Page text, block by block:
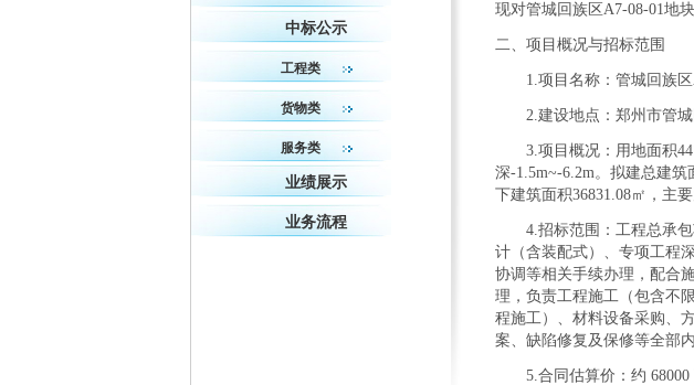
现对管城回族区A7-08-01地
二、项目概况与招标范围
1.项目名称：管城回族
2.建设地点：郑州市管
3.项目概况：用地面积
深-1.5m~-6.2m。拟建总建
下建筑面积36831.08㎡，主
4.招标范围：工程总承
计（含装配式）、专项工程
协调等相关手续办理，配合
理，负责工程施工（包含不
程施工）、材料设备采购、
案、缺陷修复及保修等全部内
5.合同估算价：约 68000
中标公示
工程类
货物类
服务类
业绩展示
业务流程